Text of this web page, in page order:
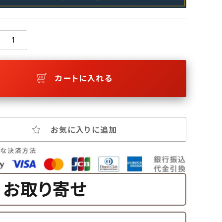
カートに入れる
お気に入りに追加
お取り寄せ